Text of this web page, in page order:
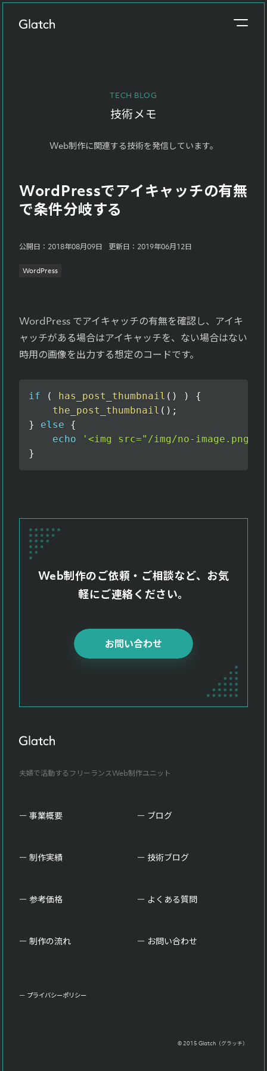
制作実績
Works
参考価格
制作の流れ
Blog
お問い合わせ
Contact
TECH BLOG
技術メモ
Web制作に関連する技術を発信しています。
WordPressでアイキャッチの有無
で条件分岐する
公開日：2018年08月09日 更新日：2019年06月12日
WordPress
WordPress でアイキャッチの有無を確認し、アイキ
ャッチがある場合はアイキャッチを、ない場合はない
時用の画像を出力する想定のコードです。
if ( has_post_thumbnail ( ) )
{
the_post_thumbnail ( ) ;
}
else
{
echo
'<img src="/img/no-image.png"
}
Web制作のご依頼・ご相談など、お気
軽にご連絡ください。
お問い合わせ
夫婦で活動するフリーランスWeb制作ユニット
事業概要
制作実績
参考価格
制作の流れ
ブログ
技術ブログ
よくある質問
お問い合わせ
プライバシーポリシー
© 2015 Glatch（グラッチ）